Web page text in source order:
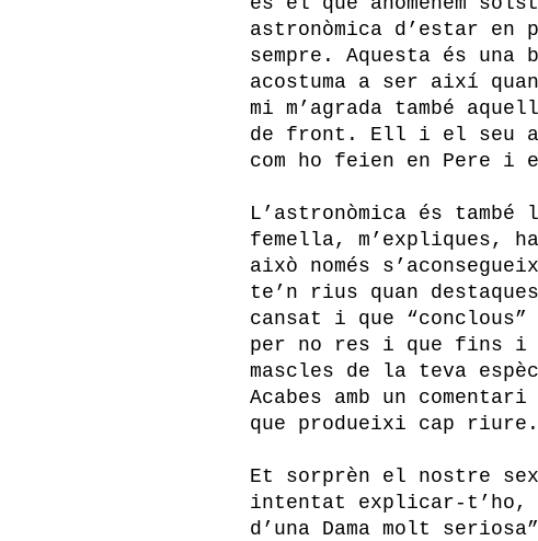
astronòmica d’estar
sempre. Aquesta és una
acostuma a ser així
mi m’agrada també
de front. Ell i el seu
com ho feien en Pere i
L’astronòmica és
femella, m’expliques,
això només
te’n rius quan
cansat i que
per no res i que fins i
mascles de la teva
Acabes amb un
que produeixi cap riure.
Et sorprèn el nostre
intentat explicar-t’ho,
d’una Dama molt